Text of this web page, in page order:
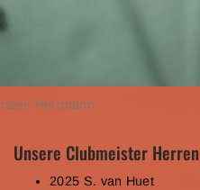
Unsere Clubmeister Herren
Herrmann
2025 S. van Huet